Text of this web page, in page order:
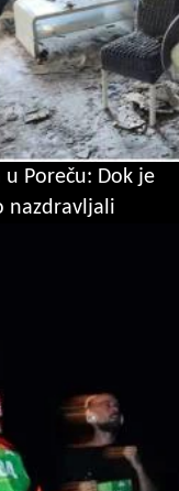
Poreču: Dok je
nazdravljali